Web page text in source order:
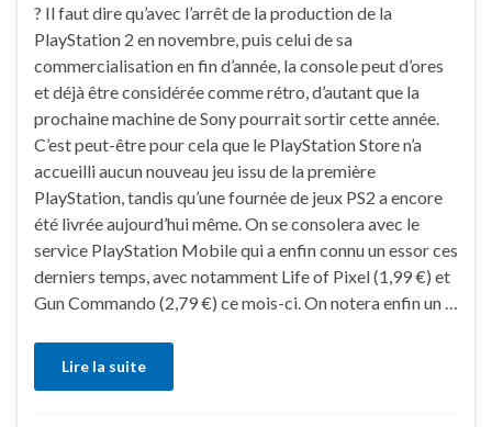
? Il faut dire qu’avec l’arrêt de la production de la
PlayStation 2 en novembre, puis celui de sa
commercialisation en fin d’année, la console peut d’ores
et déjà être considérée comme rétro, d’autant que la
prochaine machine de Sony pourrait sortir cette année.
C’est peut-être pour cela que le PlayStation Store n’a
accueilli aucun nouveau jeu issu de la première
PlayStation, tandis qu’une fournée de jeux PS2 a encore
été livrée aujourd’hui même. On se consolera avec le
service PlayStation Mobile qui a enfin connu un essor ces
derniers temps, avec notamment Life of Pixel (1,99 €) et
Gun Commando (2,79 €) ce mois-ci. On notera enfin un …
Lire la suite